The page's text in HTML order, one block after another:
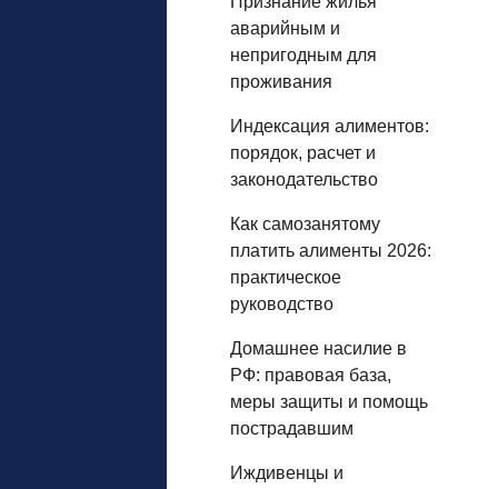
аварийным и
непригодным для
проживания
Индексация алиментов:
порядок, расчет и
законодательство
Как самозанятому
платить алименты 2026:
практическое
руководство
Домашнее насилие в
РФ: правовая база,
меры защиты и помощь
пострадавшим
Иждивенцы и